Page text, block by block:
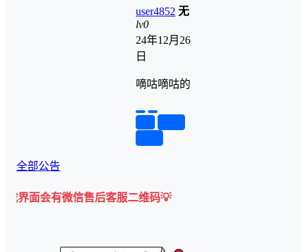
user4852 无
lv0
24年12月26
日
嘀咕嘀咕的
全部公告
有微信售后客服二维码💡